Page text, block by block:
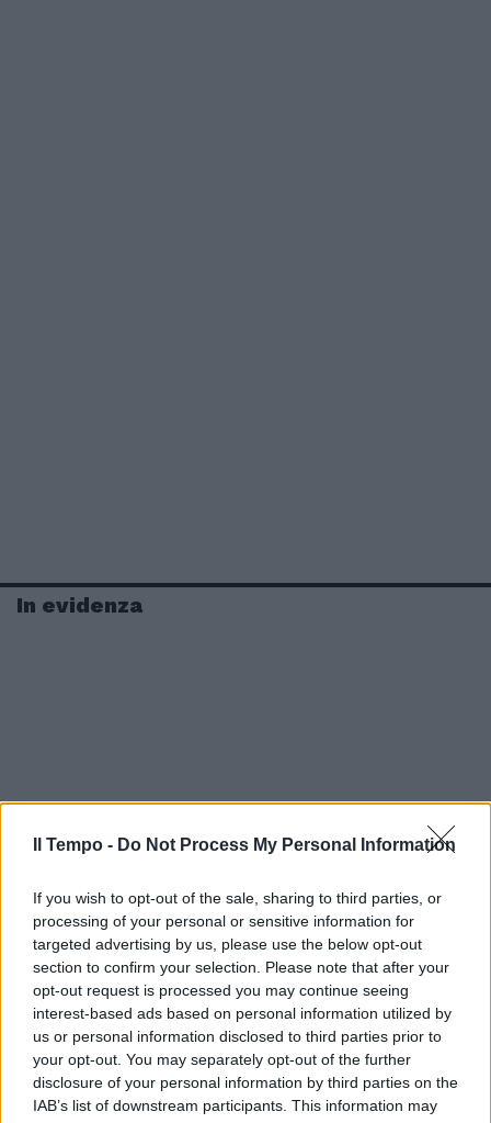
Il Tempo - Do Not Process My Personal Information
If you wish to opt-out of the sale, sharing to third parties, or
processing of your personal or sensitive information for
targeted advertising by us, please use the below opt-out
section to confirm your selection. Please note that after your
opt-out request is processed you may continue seeing
interest-based ads based on personal information utilized by
us or personal information disclosed to third parties prior to
your opt-out. You may separately opt-out of the further
disclosure of your personal information by third parties on the
IAB’s list of downstream participants. This information may
In evidenza